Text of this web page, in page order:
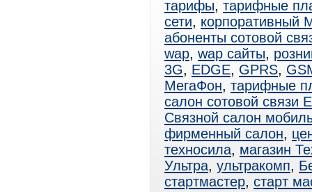
тарифы, тарифные
сети, корпоративный
абоненты сотовой
wap, wap сайты,
3G, EDGE, GPRS,
МегаФон, тарифные
салон сотовой связи
Связной салон
фирменный салон,
техносила, магазин
Ультра, ультракомп,
стартмастер, старт